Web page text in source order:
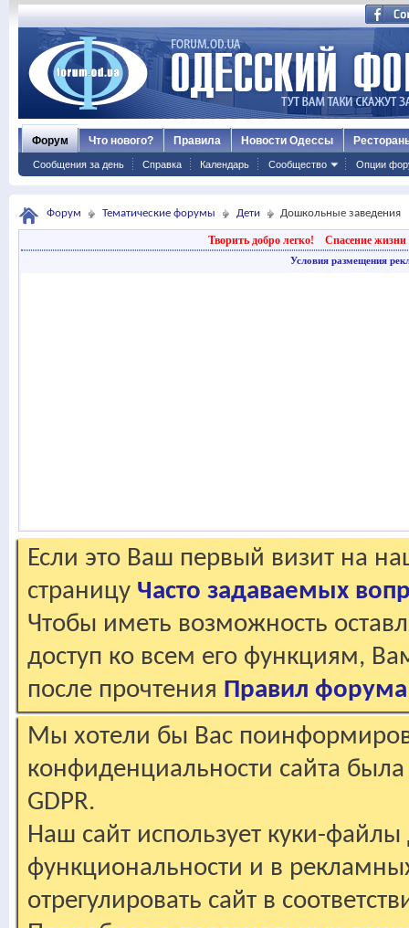
Форум
Сообщения за день Справка Календарь Сообщество Опции
Что нового? Правила Новости Одессы
Форум Тематические форумы Дети Дошкольные заведения
Творить добро легко! Спасение жизни
Условия размещения
Если это Ваш первый визит на
страницу Часто задаваемых
Чтобы иметь возможность
доступ ко всем его функциям,
после прочтения Правил форума
Мы хотели бы Вас
конфиденциальности сайта
GDPR.
Наш сайт использует куки-файлы
функциональности и в
отрегулировать сайт в